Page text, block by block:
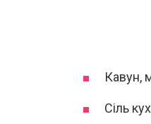
Кавун,
Сіль